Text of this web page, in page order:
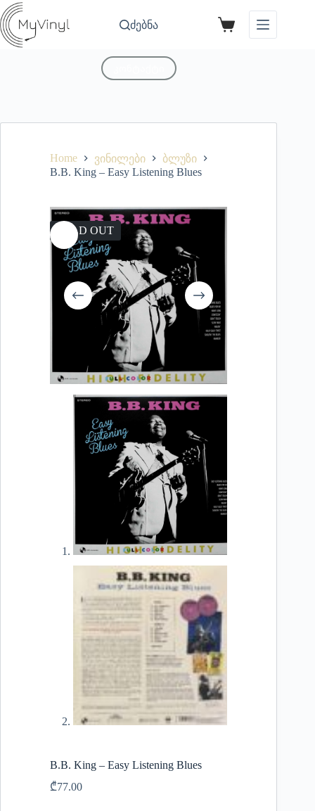
ძებნა
Home ვინილები
ბლუზი
B.B. King – Easy Listening Blues
SOLD OUT
B.B. King – Easy Listening Blues
₾77.00